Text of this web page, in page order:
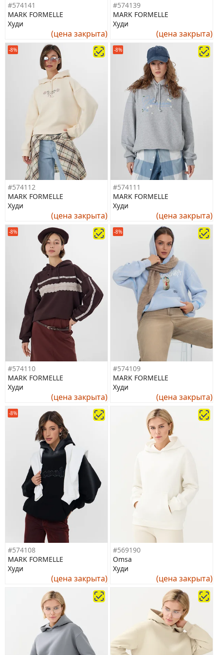
#574141
MARK FORMELLE
Худи
(цена закрыта)
#574139
MARK FORMELLE
Худи
(цена закрыта)
-8%
#574112
MARK FORMELLE
Худи
(цена закрыта)
-8%
#574111
MARK FORMELLE
Худи
(цена закрыта)
-8%
#574110
MARK FORMELLE
Худи
(цена закрыта)
-8%
#574109
MARK FORMELLE
Худи
(цена закрыта)
-8%
#574108
MARK FORMELLE
Худи
(цена закрыта)
#569190
Omsa
Худи
(цена закрыта)